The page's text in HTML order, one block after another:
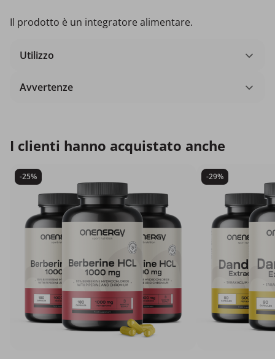
Il prodotto è un integratore alimentare.
Utilizzo
Avvertenze
I clienti hanno acquistato anche
-25% -29%